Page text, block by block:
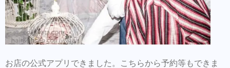
お店の公式アプリできました。こちらから予約等もできま